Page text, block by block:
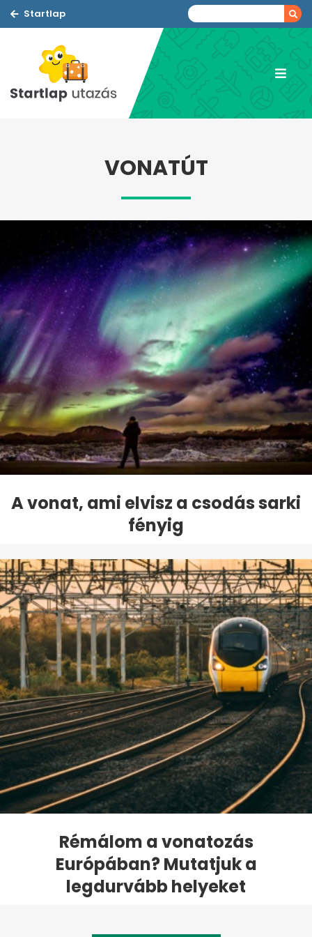
Startlap
VONATÚT
A vonat, ami elvisz a csodás sarki
fényig
Rémálom a vonatozás
Európában? Mutatjuk a
legdurvább helyeket